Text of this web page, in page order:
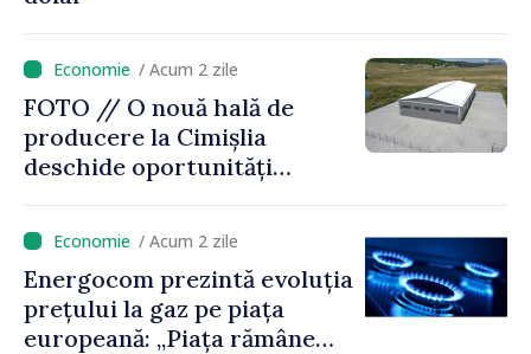
/ Acum 2 zile
FOTO // O nouă hală de
producere la Cimișlia
deschide oportunități
regiune
/ Acum 2 zile
Energocom prezintă evoluția
prețului la gaz pe piața
europeană: „Piața rămâne